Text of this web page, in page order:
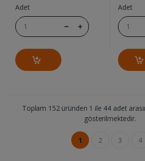
Adet Adet
Toplam 152 üründen 1 ile 44 adet
gösterilmektedir.
1 2 3 4